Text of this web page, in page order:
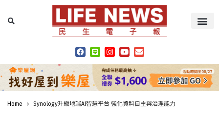
Home Synology升級地端AI智慧平台 強化資料自主與治理能力